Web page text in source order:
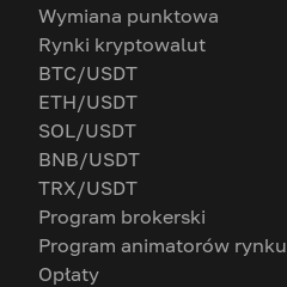
Wymiana punktowa
Rynki kryptowalut
BTC/USDT
ETH/USDT
SOL/USDT
BNB/USDT
TRX/USDT
Program brokerski
Program animatorów rynku
Opłaty